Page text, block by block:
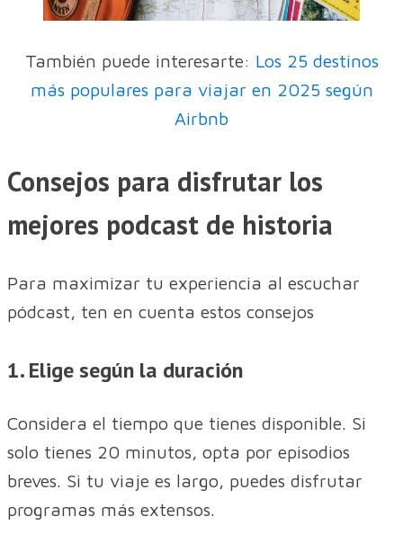
También puede interesarte: Los 25 destinos
más populares para viajar en 2025 según
Airbnb
Consejos para disfrutar los
mejores podcast de historia
Para maximizar tu experiencia al escuchar
pódcast, ten en cuenta estos consejos
1. Elige según la duración
Considera el tiempo que tienes disponible. Si
solo tienes 20 minutos, opta por episodios
breves. Si tu viaje es largo, puedes disfrutar
programas más extensos.